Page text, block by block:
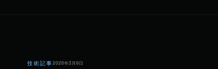
技術記事2026年3月9日